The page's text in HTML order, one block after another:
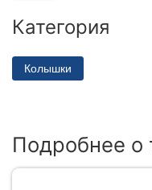
Категория
Колышки
Подробнее о